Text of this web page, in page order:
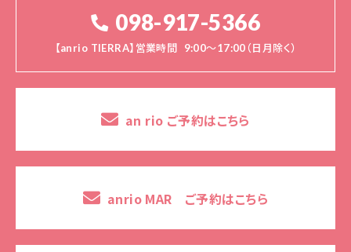
098-917-5366
【anrio TIERRA】営業時間 9:00～17:00（日月除く）
an rio ご予約はこちら
anrio MAR ご予約はこちら